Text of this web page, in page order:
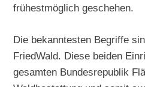
frühestmöglich geschehen.
Die bekanntesten Begriffe
FriedWald. Diese beiden
gesamten Bundesrepublik